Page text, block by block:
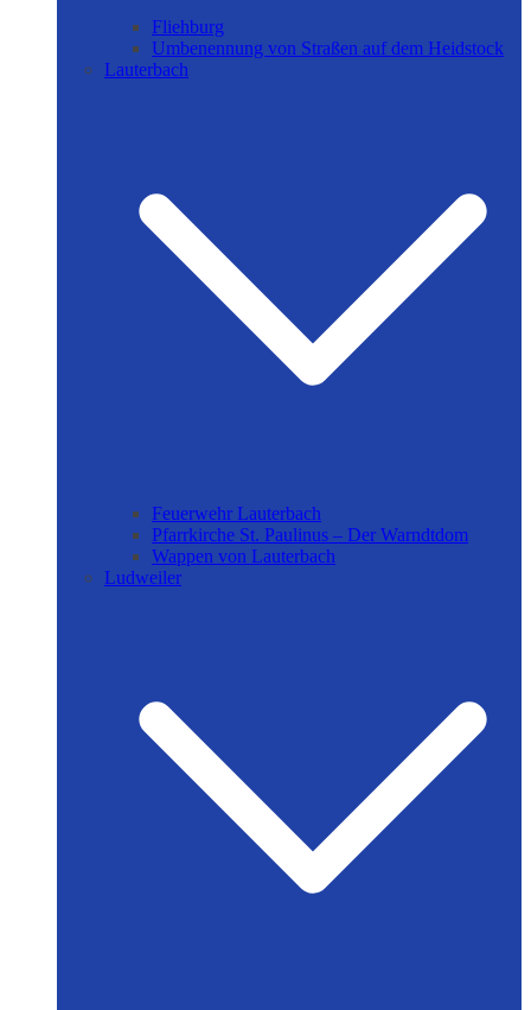
Fliehburg
Umbenennung von Straßen auf dem Heidstock
Lauterbach
Feuerwehr Lauterbach
Pfarrkirche St. Paulinus – Der Warndtdom
Wappen von Lauterbach
Ludweiler